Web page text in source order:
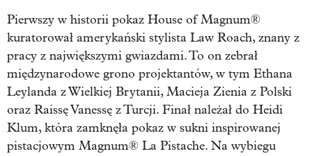
Pierwszy w historii pokaz House of Magnum®
kuratorował amerykański stylista Law Roach, znany z
pracy z największymi gwiazdami. To on zebrał
międzynarodowe grono projektantów, w tym Ethana
Leylanda z Wielkiej Brytanii, Macieja Zienia z Polski
oraz Raissę Vanessę z Turcji. Finał należał do Heidi
Klum, która zamknęła pokaz w sukni inspirowanej
pistacjowym Magnum® La Pistache. Na wybiegu